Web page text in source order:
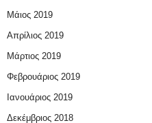
Μάιος 2019
Απρίλιος 2019
Μάρτιος 2019
Φεβρουάριος 2019
Ιανουάριος 2019
Δεκέμβριος 2018